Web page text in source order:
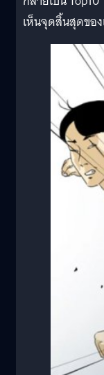
เห็นจุดสิ้นสุดของ